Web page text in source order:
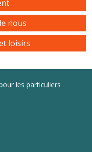
nous
loisirs
les particuliers